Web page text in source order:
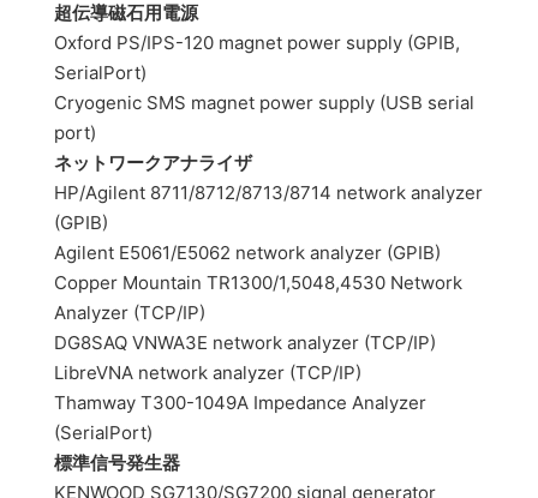
超伝導磁石用電源
Oxford PS/IPS-120 magnet power supply (GPIB,
SerialPort)
Cryogenic SMS magnet power supply (USB serial
port)
ネットワークアナライザ
HP/Agilent 8711/8712/8713/8714 network analyzer
(GPIB)
Agilent E5061/E5062 network analyzer (GPIB)
Copper Mountain TR1300/1,5048,4530 Network
Analyzer (TCP/IP)
DG8SAQ VNWA3E network analyzer (TCP/IP)
LibreVNA network analyzer (TCP/IP)
Thamway T300-1049A Impedance Analyzer
(SerialPort)
標準信号発生器
KENWOOD SG7130/SG7200 signal generator